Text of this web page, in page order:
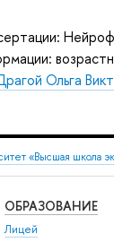
Ольга
«Высшая школа
ОБРАЗОВАНИЕ
Лицей